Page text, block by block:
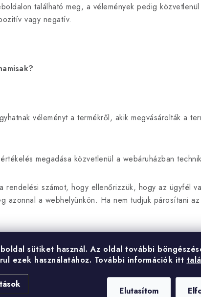
sütiket használ. Az oldal további
ezek használatához. További információk itt
Elutasítom
található meg, a vélemények pedig
vagy negatív.
véleményt a termékről, akik megvásárolták a
megadása közvetlenül a webáruházban
számot, hogy ellenőrizzük, hogy az ügyfél
azonnal a webhelyünkön. Ha nem tudjuk párosítani
információkat, valamint az Ön nevét,
van lehetősége véleményt írni a webáruházunkról,